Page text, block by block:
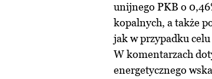
unijnego PKB o
kopalnych, a także
jak w przypadku
W komentarzach
energetycznego